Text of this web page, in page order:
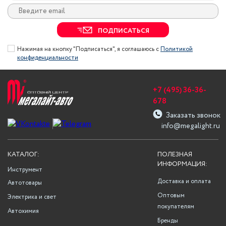
ПОДПИСАТЬСЯ
Нажимая на кнопку "Подписаться", я соглашаюсь сПолитикой
конфиденциальности
info@megalight.ru
+7 (495) 36-36-
678
Заказать звонок
ПОЛЕЗНАЯ
ИНФОРМАЦИЯ:
Доставка и оплата
Оптовым
покупателям
Бренды
КАТАЛОГ:
Инструмент
Автотовары
Электрика и свет
Автохимия